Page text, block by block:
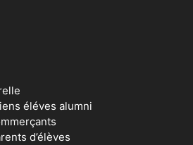
éléves alumni
d’élèves